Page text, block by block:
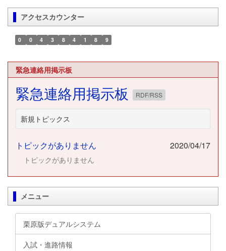
アクセスカウンター
0 0 4 3 8 4 1 8 9
緊急連絡用掲示板
緊急連絡用掲示板 RDF/RSS
新規トピックス
トピックがありません 2020/04/17
トピックがありません
メニュー
栗原版デュアルシステム
入試・進路情報